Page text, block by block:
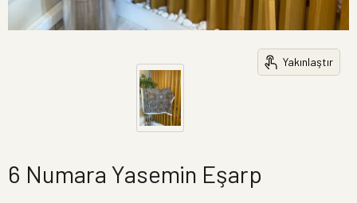
Yakınlaştır
6 Numara Yasemin Eşarp